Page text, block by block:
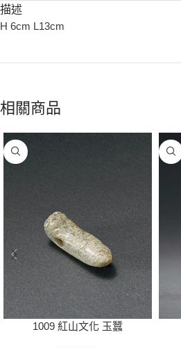
描述
H 6cm L13cm
相關商品
1009 紅山文化 玉蠶